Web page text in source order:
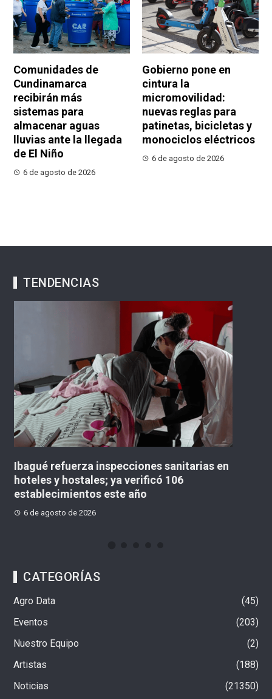
Comunidades de
Cundinamarca
recibirán más
sistemas para
almacenar aguas
lluvias ante la llegada
de El Niño
6 de agosto de 2026
Gobierno pone en
cintura la
micromovilidad:
nuevas reglas para
patinetas, bicicletas y
monociclos eléctricos
6 de agosto de 2026
TENDENCIAS
en
«No existe un contrato para la obra
concejal lanzó advertencia sobre el
Multicampus
CATEGORÍAS
Agro Data
45
Eventos
203
Nuestro Equipo
2
Artistas
188
Noticias
21350